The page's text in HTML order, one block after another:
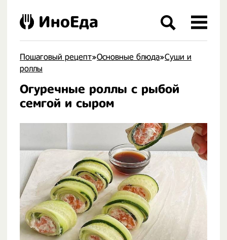
Пошаговый рецепт»Основные блюда»Суши и
роллы
Огуречные роллы с рыбой
семгой и сыром
ИноЕда